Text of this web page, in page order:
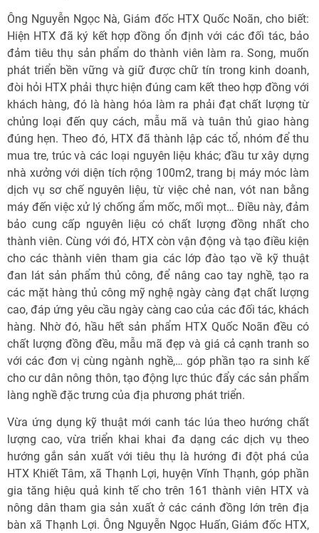
Ông Nguyễn Ngọc Nà, Giám đốc HTX Quốc Noãn, cho biết:
Hiện HTX đã ký kết hợp đồng ổn định với các đối tác, bảo
đảm tiêu thụ sản phẩm do thành viên làm ra. Song, muốn
phát triển bền vững và giữ được chữ tín trong kinh doanh,
đòi hỏi HTX phải thực hiện đúng cam kết theo hợp đồng với
khách hàng, đó là hàng hóa làm ra phải đạt chất lượng từ
chủng loại đến quy cách, mẫu mã và tuân thủ giao hàng
đúng hẹn. Theo đó, HTX đã thành lập các tổ, nhóm để thu
mua tre, trúc và các loại nguyên liệu khác; đầu tư xây dựng
nhà xưởng với diện tích rộng 100m2, trang bị máy móc làm
dịch vụ sơ chế nguyên liệu, từ việc chẻ nan, vót nan bằng
máy đến việc xử lý chống ẩm mốc, mối mọt… Điều này, đảm
bảo cung cấp nguyên liệu có chất lượng đồng nhất cho
thành viên. Cùng với đó, HTX còn vận động và tạo điều kiện
cho các thành viên tham gia các lớp đào tạo về kỹ thuật
đan lát sản phẩm thủ công, để nâng cao tay nghề, tạo ra
các mặt hàng thủ công mỹ nghệ ngày càng đạt chất lượng
cao, đáp ứng yêu cầu ngày càng cao của các đối tác, khách
hàng. Nhờ đó, hầu hết sản phẩm HTX Quốc Noãn đều có
chất lượng đồng đều, mẫu mã đẹp và giá cả cạnh tranh so
với các đơn vị cùng ngành nghề,… góp phần tạo ra sinh kế
cho cư dân nông thôn, tạo động lực thúc đẩy các sản phẩm
làng nghề đặc trưng của địa phương phát triển.
Vừa ứng dụng kỹ thuật mới canh tác lúa theo hướng chất
lượng cao, vừa triển khai khai đa dạng các dịch vụ theo
hướng gắn sản xuất với tiêu thụ là hướng đi đột phá của
HTX Khiết Tâm, xã Thạnh Lợi, huyện Vĩnh Thạnh, góp phần
gia tăng hiệu quả kinh tế cho trên 161 thành viên HTX và
nông dân tham gia sản xuất ở các cánh đồng lớn trên địa
bàn xã Thạnh Lợi. Ông Nguyễn Ngọc Huấn, Giám đốc HTX,